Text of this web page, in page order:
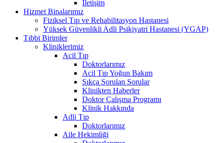
İletişim
Hizmet Binalarımız
Fiziksel Tıp ve Rehabilitasyon Hastanesi
Yüksek Güvenlikli Adli Psikiyatri Hastanesi (YGAP)
Tıbbi Birimler
Kliniklerimiz
Acil Tıp
Doktorlarımız
Acil Tıp Yoğun Bakım
Sıkça Sorulan Sorular
Klinikten Haberler
Doktor Çalışma Programı
Klinik Hakkında
Adli Tıp
Doktorlarımız
Aile Hekimliği